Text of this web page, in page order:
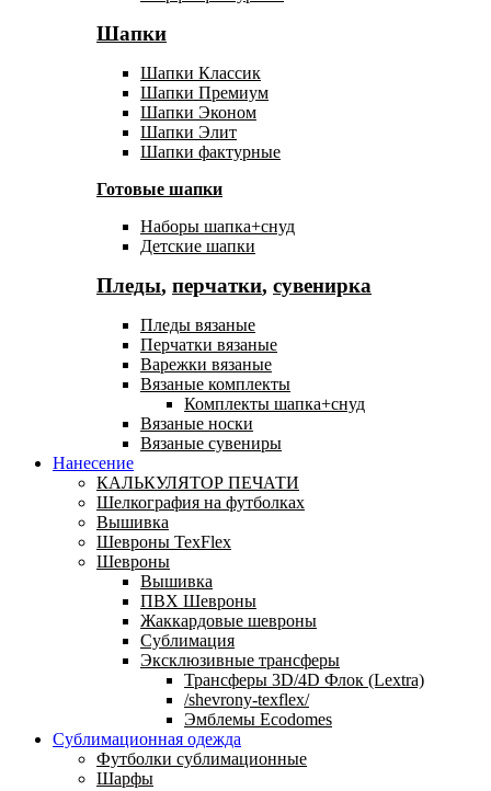
Шапки
Шапки Классик
Шапки Премиум
Шапки Эконом
Шапки Элит
Шапки фактурные
Готовые шапки
Наборы шапка+снуд
Детские шапки
Пледы, перчатки, сувенирка
Пледы вязаные
Перчатки вязаные
Варежки вязаные
Вязаные комплекты
Комплекты шапка+снуд
Вязаные носки
Вязаные сувениры
Нанесение
КАЛЬКУЛЯТОР ПЕЧАТИ
Шелкография на футболках
Вышивка
Шевроны TexFlex
Шевроны
Вышивка
ПВХ Шевроны
Жаккардовые шевроны
Сублимация
Эксклюзивные трансферы
Трансферы 3D/4D Флок (Lextra)
/shevrony-texflex/
Эмблемы Ecodomes
Сублимационная одежда
Футболки сублимационные
Шарфы